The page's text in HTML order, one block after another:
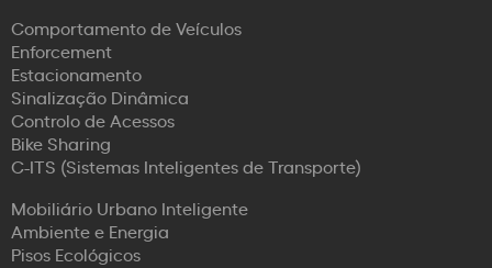
Comportamento de Veículos
Enforcement
Estacionamento
Sinalização Dinâmica
Controlo de Acessos
Bike Sharing
C-ITS (Sistemas Inteligentes de Transporte)
Mobiliário Urbano Inteligente
Ambiente e Energia
Pisos Ecológicos